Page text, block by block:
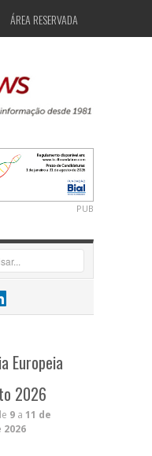
ÁREA RESERVADA
PUB
Europeia
2026
9 a 11 de